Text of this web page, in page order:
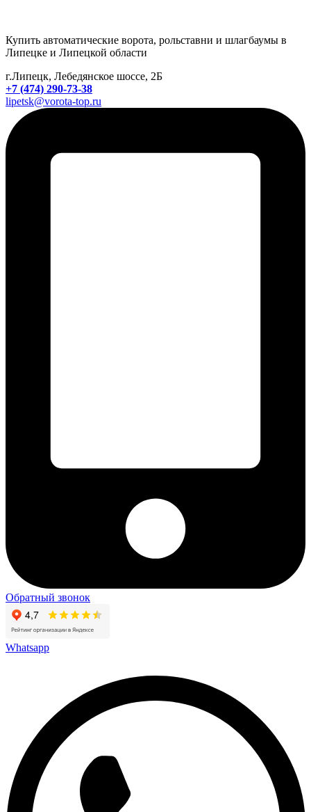
Купить автоматические ворота, рольставни и шлагбаумы в
Липецке и Липецкой области
г.Липецк, Лебедянское шоссе, 2Б
+7 (474) 290-73-38
lipetsk@vorota-top.ru
Обратный звонок
Whatsapp